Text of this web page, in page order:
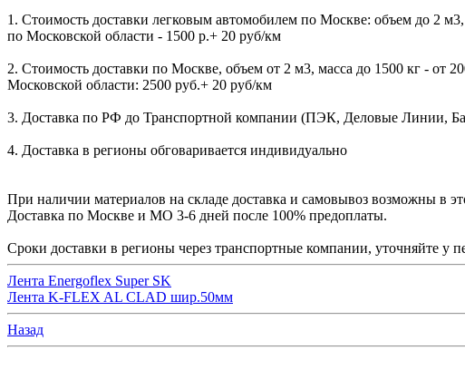
1. Стоимость доставки легковым автомобилем по Москве: объем до 2
по Московской области - 1500 р.+ 20 руб/км
2. Стоимость доставки по Москве, объем от 2 м3, масса до 1500 кг - от
Московской области: 2500 руб.+ 20 руб/км
3. Доставка по РФ до Транспортной компании (ПЭК, Деловые Линии,
4. Доставка в регионы обговаривается индивидуально
При наличии материалов на складе доставка и самовывоз возможны в
Доставка по Москве и МО 3-6 дней после 100% предоплаты.
Сроки доставки в регионы через транспортные компании, уточняйте у
Лента Energoflex Super SK
Лента K-FLEX AL CLAD шир.50мм
Назад